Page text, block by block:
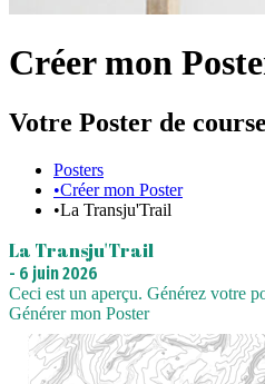
Créer mon
Votre Poster de
Posters
•Créer mon Poster
•La Transju'Trail
La Transju'Trail
- 6 juin 2026
Ceci est un aperçu. Générez votre
Générer mon Poster